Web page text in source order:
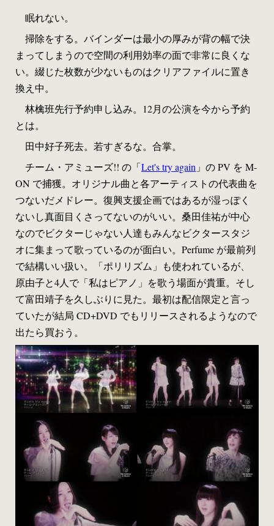
眠れない。
掃除をする。バインダーは最小の厚みが背の幅で決
まってしまうので空間の利用効率の面で非常に良くな
い。綴じた枚数が少ないものはクリアファイルに置き
換え中。
林檎班先行予約申し込み。12月の公演を今から予約
とは。
田中好子死去。若すぎるな。合掌。
チーム・アミューズ!! の「Let's try again 」の PV を M-
ON で捕獲。オリジナル曲と各アーティストの代表曲を
つないだメドレー。復興支援企画ではあるが湿っぽく
ないし真面目くさってないのがいい。桑田佳祐が中心
なのでビクターじゃない人達もみんなビクタースタジ
オに集まって歌っているのが面白い。Perfume が最前列
で結構いい扱い。「ポリリズム」も使われているが、
原由子と4人で「私はピアノ」を歌う場面が貴重。そし
て富田靖子を久しぶりに見た。最初は配信限定と言っ
ていたが結局 CD+DVD でもリリースされるようなので
出たら買おう。